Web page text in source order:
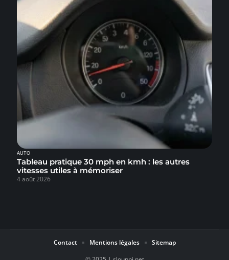
AUTO
Tableau pratique 30 mph en kmh : les autres
vitesses utiles à mémoriser
4 août 2026
Contact Mentions légales Sitemap